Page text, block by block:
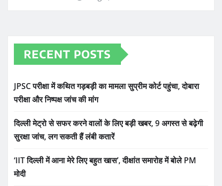
RECENT POSTS
JPSC परीक्षा में कथित गड़बड़ी का मामला सुप्रीम कोर्ट पहुंचा, दोबारा
परीक्षा और निष्पक्ष जांच की मांग
दिल्ली मेट्रो से सफर करने वालों के लिए बड़ी खबर, 9 अगस्त से बढ़ेगी
सुरक्षा जांच, लग सकती हैं लंबी कतारें
‘IIT दिल्ली में आना मेरे लिए बहुत खास’, दीक्षांत समारोह में बोले PM
मोदी